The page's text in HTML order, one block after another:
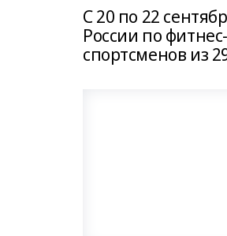
С 20 по 22
России по
спортсменов из